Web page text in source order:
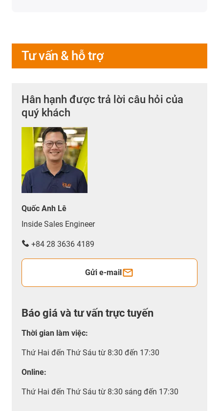
Tư vấn & hỗ trợ
Hân hạnh được trả lời câu hỏi của
quý khách
Quốc Anh Lê
Inside Sales Engineer
+84 28 3636 4189
Gửi e-mail
Báo giá và tư vấn trực tuyến
Thời gian làm việc:
Thứ Hai đến Thứ Sáu từ 8:30 đến 17:30
Online:
Thứ Hai đến Thứ Sáu từ 8:30 sáng đến 17:30